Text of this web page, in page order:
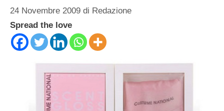
24 Novembre 2009 di Redazione
Spread the love